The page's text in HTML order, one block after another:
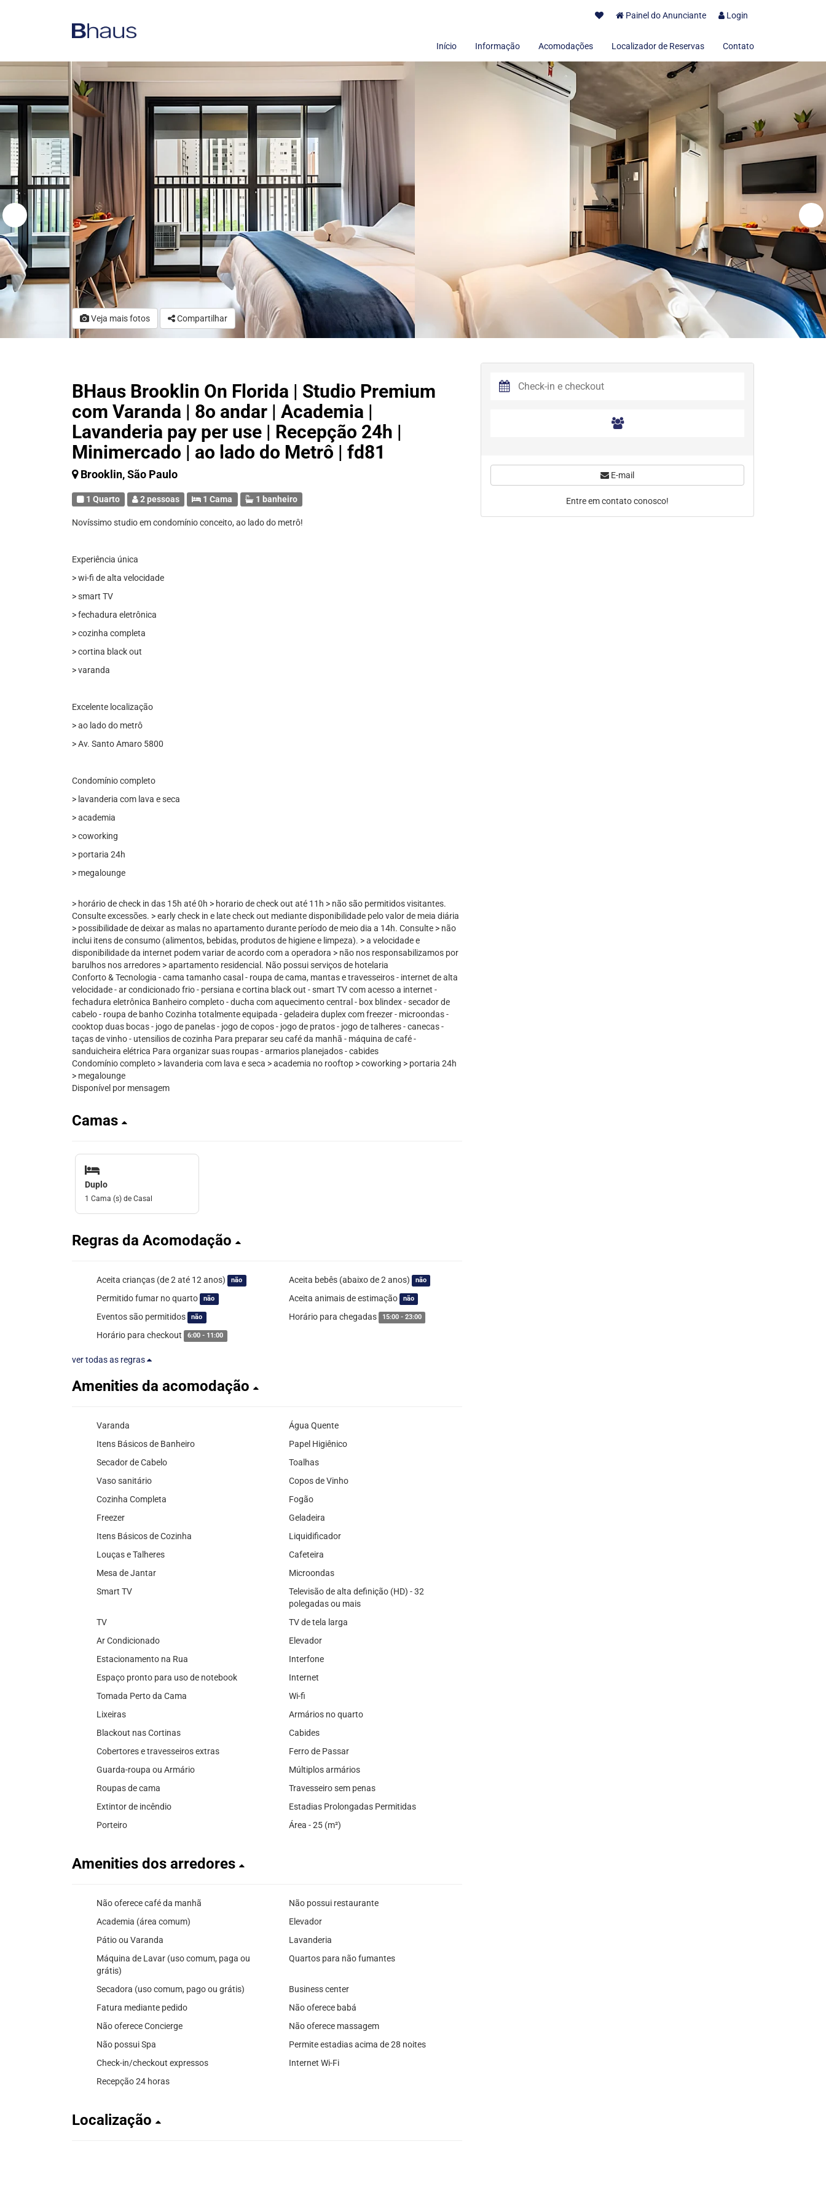
Painel do Anunciante Login
Início Informação Acomodações Localizador de Reservas Contato
Veja mais fotos Compartilhar
BHaus Brooklin On Florida | Studio Premium
com Varanda | 8o andar | Academia |
Lavanderia pay per use | Recepção 24h |
Minimercado | ao lado do Metrô | fd81
Brooklin, São Paulo
1 Quarto 2 pessoas 1 Cama 1 banheiro
Novíssimo studio em condomínio conceito, ao lado do metrô!
Experiência única
> wi-fi de alta velocidade
> smart TV
> fechadura eletrônica
> cozinha completa
> cortina black out
> varanda
Excelente localização
> ao lado do metrô
> Av. Santo Amaro 5800
Condomínio completo
> lavanderia com lava e seca
> academia
> coworking
> portaria 24h
> megalounge
> horário de check in das 15h até 0h > horario de check out até 11h > não são permitidos visitantes.
Consulte excessões. > early check in e late check out mediante disponibilidade pelo valor de meia diária
> possibilidade de deixar as malas no apartamento durante período de meio dia a 14h. Consulte > não
inclui itens de consumo (alimentos, bebidas, produtos de higiene e limpeza). > a velocidade e
disponibilidade da internet podem variar de acordo com a operadora > não nos responsabilizamos por
barulhos nos arredores > apartamento residencial. Não possui serviços de hotelaria
Conforto & Tecnologia - cama tamanho casal - roupa de cama, mantas e travesseiros - internet de alta
velocidade - ar condicionado frio - persiana e cortina black out - smart TV com acesso a internet -
fechadura eletrônica Banheiro completo - ducha com aquecimento central - box blindex - secador de
cabelo - roupa de banho Cozinha totalmente equipada - geladeira duplex com freezer - microondas -
cooktop duas bocas - jogo de panelas - jogo de copos - jogo de pratos - jogo de talheres - canecas -
taças de vinho - utensilios de cozinha Para preparar seu café da manhã - máquina de café -
sanduicheira elétrica Para organizar suas roupas - armarios planejados - cabides
Condomínio completo > lavanderia com lava e seca > academia no rooftop > coworking > portaria 24h
> megalounge
Disponível por mensagem
Camas
Duplo
1 Cama (s) de Casal
Regras da Acomodação
Aceita crianças (de 2 até 12 anos) não Aceita bebês (abaixo de 2 anos) não
Permitido fumar no quarto não Aceita animais de estimação não
Eventos são permitidos não Horário para chegadas 15:00 - 23:00
Horário para checkout 6:00 - 11:00
ver todas as regras
Amenities da acomodação
Varanda
Água Quente
Itens Básicos de Banheiro
Papel Higiênico
Secador de Cabelo
Toalhas
Vaso sanitário
Copos de Vinho
Cozinha Completa
Fogão
Freezer
Geladeira
Itens Básicos de Cozinha
Liquidificador
Louças e Talheres
Cafeteira
Mesa de Jantar
Microondas
Smart TV
Televisão de alta definição (HD) - 32
polegadas ou mais
TV
TV de tela larga
Ar Condicionado
Elevador
Estacionamento na Rua
Interfone
Espaço pronto para uso de notebook
Internet
Tomada Perto da Cama
Wi-fi
Lixeiras
Armários no quarto
Blackout nas Cortinas
Cabides
Cobertores e travesseiros extras
Ferro de Passar
Guarda-roupa ou Armário
Múltiplos armários
Roupas de cama
Travesseiro sem penas
Extintor de incêndio
Estadias Prolongadas Permitidas
Porteiro
Área - 25 (m²)
Amenities dos arredores
Não oferece café da manhã
Não possui restaurante
Academia (área comum)
Elevador
Pátio ou Varanda
Lavanderia
Máquina de Lavar (uso comum, paga ou
grátis)
Quartos para não fumantes
Secadora (uso comum, pago ou grátis)
Business center
Fatura mediante pedido
Não oferece babá
Não oferece Concierge
Não oferece massagem
Não possui Spa
Permite estadias acima de 28 noites
Check-in/checkout expressos
Internet Wi-Fi
Recepção 24 horas
Localização
E-mail
Entre em contato conosco!